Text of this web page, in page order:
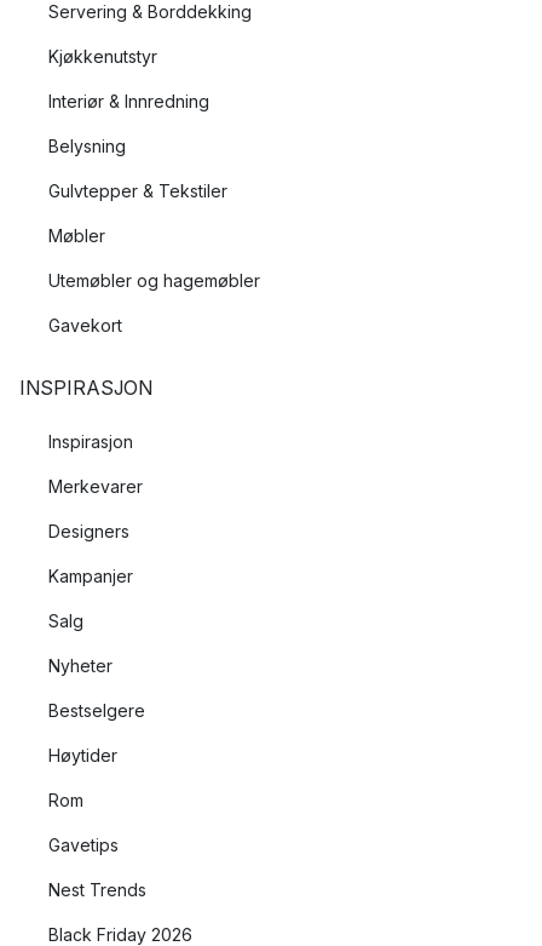
Servering & Borddekking
Kjøkkenutstyr
Interiør & Innredning
Belysning
Gulvtepper & Tekstiler
Møbler
Utemøbler og hagemøbler
Gavekort
INSPIRASJON
Inspirasjon
Merkevarer
Designers
Kampanjer
Salg
Nyheter
Bestselgere
Høytider
Rom
Gavetips
Nest Trends
Black Friday 2026